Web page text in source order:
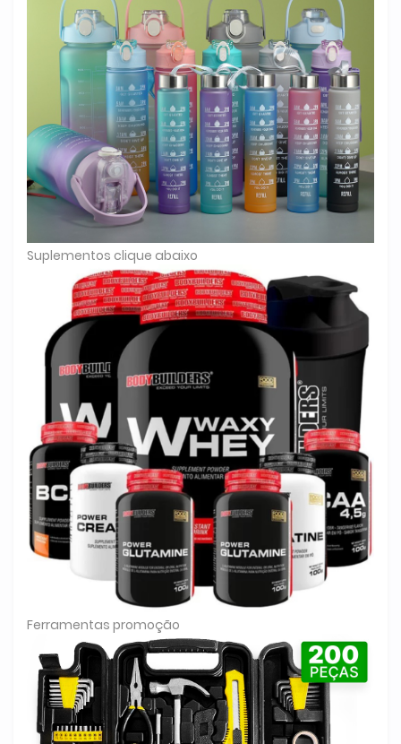
Suplementos clique abaixo
Ferramentas promoção